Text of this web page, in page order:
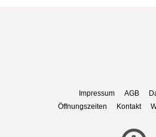
Impressum AGB
Öffnungszeiten
Kontakt